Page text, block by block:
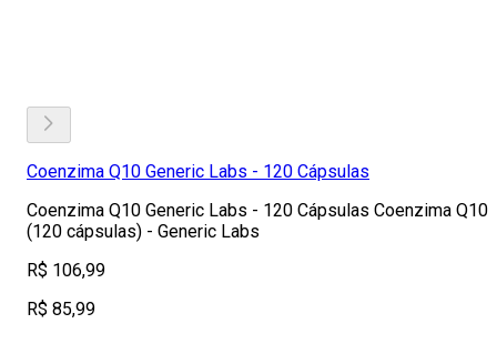
Coenzima Q10 Generic Labs - 120 Cápsulas
Coenzima Q10 Generic Labs - 120 Cápsulas Coenzima Q10
(120 cápsulas) - Generic Labs
R$ 106,99
R$ 85,99